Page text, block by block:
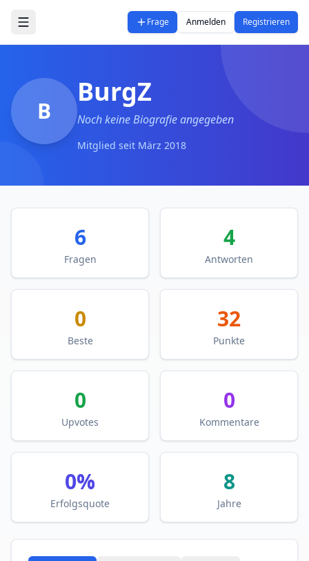
Zum Hauptinhalt springen
Frage Anmelden Registrieren
B
BurgZ
Noch keine Biografie angegeben
Mitglied seit März 2018
6
Fragen
4
Antworten
0
Beste
32
Punkte
0
Upvotes
0
Kommentare
0%
Erfolgsquote
8
Jahre